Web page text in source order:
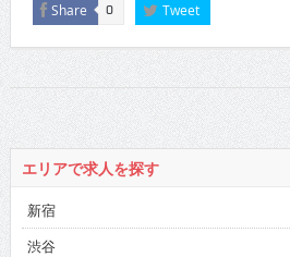
Share 0 Tweet
エリアで求人を探す
新宿
渋谷